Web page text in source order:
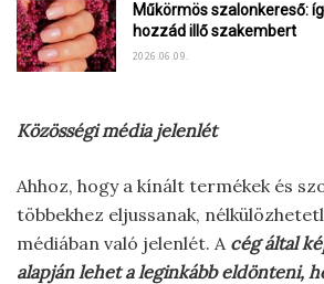
Műkörmös szalonkereső:
hozzád illő szakembert
2026.06.09.
Közösségi média jelenlét
Ahhoz, hogy a kínált termékek és
többekhez eljussanak,
médiában való jelenlét. A cég által
alapján lehet a leginkább eldönteni,